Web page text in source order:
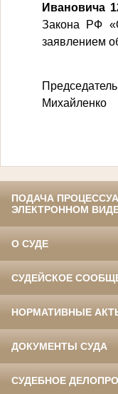
Ивановича
Закона РФ
заявлением
Михайленко
ПОДАЧА
ЭЛЕКТРОННОМ
О СУДЕ
СУДЕЙСКОЕ
НОРМАТИВНЫЕ
ДОКУМЕНТЫ СУДА
СУДЕБНОЕ